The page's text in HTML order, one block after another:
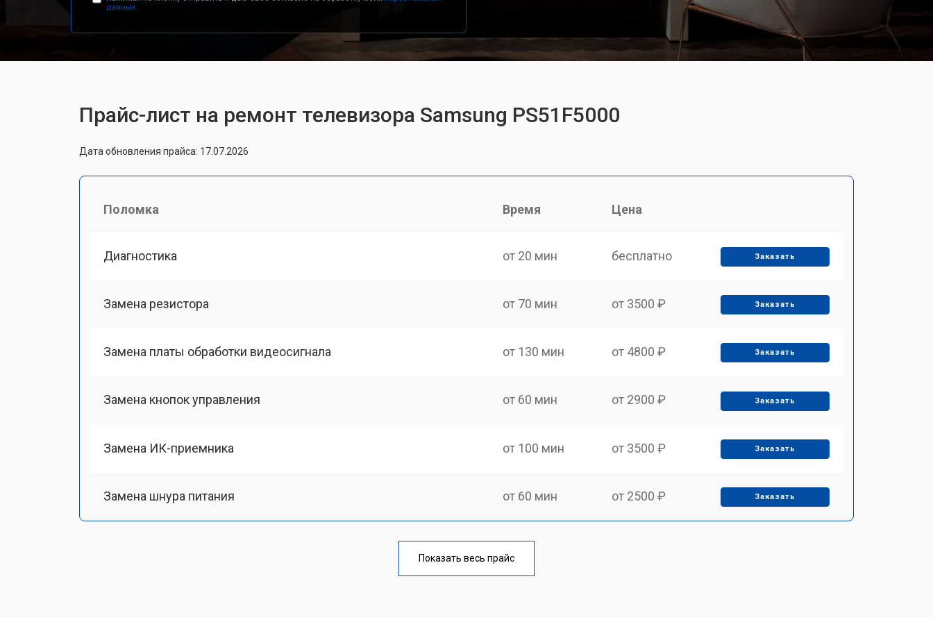
данных.
Прайс-лист на ремонт телевизора Samsung PS51F5000
Дата обновления прайса: 17.07.2026
Поломка Время Цена
Диагностика от 20 мин бесплатно Заказать
Замена резистора от 70 мин от 3500 ₽ Заказать
Замена платы обработки видеосигнала от 130 мин от 4800 ₽ Заказать
Замена кнопок управления от 60 мин от 2900 ₽ Заказать
Замена ИК-приемника от 100 мин от 3500 ₽ Заказать
Замена шнура питания от 60 мин от 2500 ₽ Заказать
от 90 мин
Показать весь прайс